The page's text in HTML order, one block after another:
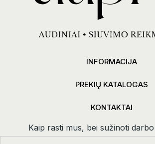
INFORMACIJA
PREKIŲ KATALOGAS
KONTAKTAI
Kaip rasti mus, bei sužinoti
paspauduskontaktai.